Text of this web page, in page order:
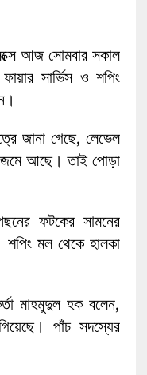
আজ সোমবার সকাল
সার্ভিস ও শপিং
জানা গেছে, লেভেল
জমে আছে। তাই পোড়া
ফটকের সামনের
মল থেকে হালকা
মাহমুদুল হক বলেন,
পাঁচ সদস্যের